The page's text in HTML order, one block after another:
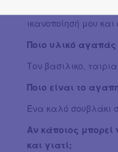
τέλος, που
ικανοποίησή μου
Ποιο υλικό
Τον βασιλικο,
Ποιο είναι το
Ένα καλό σουβλάκι
Αν κάποιος μπορεί
και γιατί;